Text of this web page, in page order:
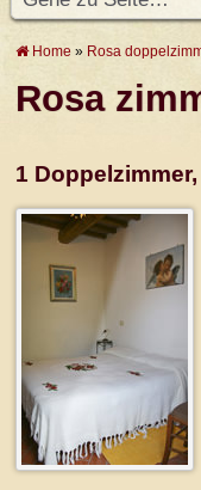
Home » Rosa
Rosa
1